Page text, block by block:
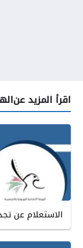
اقرأ المزيد عن
الاستعلام عن